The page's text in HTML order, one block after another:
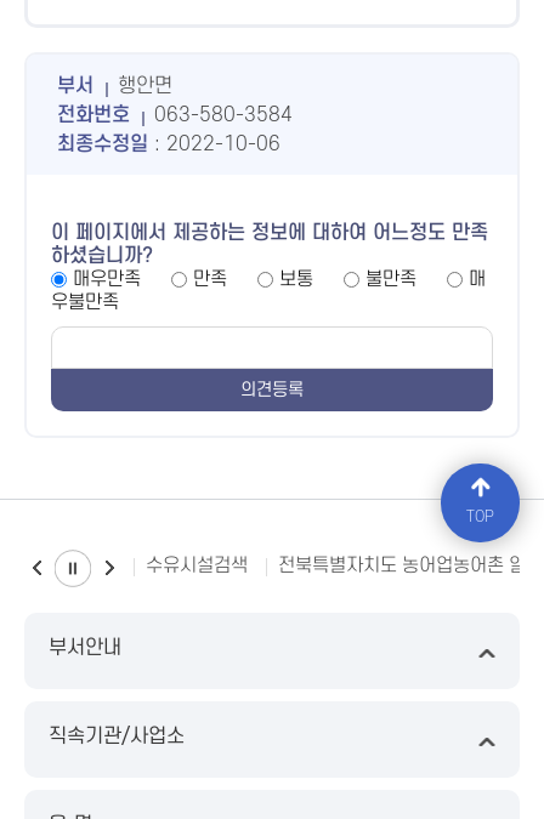
부서
행안면
전화번호
063-580-3584
최종수정일 : 2022-10-06
이 페이지에서 제공하는 정보에 대하여 어느정도 만족
하셨습니까?
매우만족
만족 보통 불만족
매
우불만족
수유시설검색 전북특별자치도 농어업농어촌 일
부서안내
직속기관/사업소
TOP